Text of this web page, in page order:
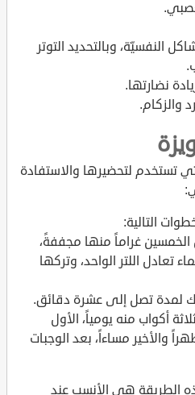
النفسيّة، وبالتحديد التوتر
نضارتها.
والزكام.
تستخدم لتحضيرها والاستفادة
التالية:
الخمسين غراماً منها مجففةً،
تعادل اللتر الواحد، وتركها
لمدة تصل إلى عشرة دقائق.
أكواب منه يومياً، الأول
والأخير مساءاً، بعد الوجبات
الطريقة هي الأنسب عند